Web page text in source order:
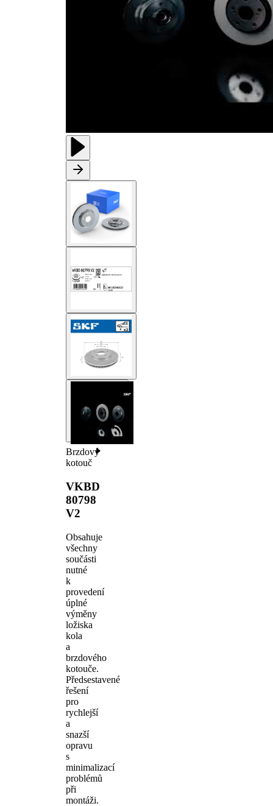
Brzdový
kotouč
VKBD
80798
V2
Obsahuje
všechny
součásti
nutné
k
provedení
úplné
výměny
ložiska
kola
a
brzdového
kotouče.
Předsestavené
řešení
pro
rychlejší
a
snazší
opravu
s
minimalizací
problémů
při
montáži.